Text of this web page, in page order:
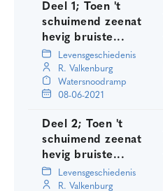
Deel 1; Toen 't
schuimend zeenat
hevig bruiste...
Levensgeschiedenis
R. Valkenburg
Watersnoodramp
08-06-2021
Deel 2; Toen 't
schuimend zeenat
hevig bruiste...
Levensgeschiedenis
R. Valkenburg